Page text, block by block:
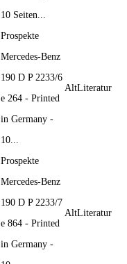
10 Seiten...
Prospekte
Mercedes-Benz
190 D P 2233/6
e 264 - Printed
in Germany -
10...
AltLiteratur
Prospekte
Mercedes-Benz
190 D P 2233/7
e 864 - Printed
in Germany -
AltLiteratur